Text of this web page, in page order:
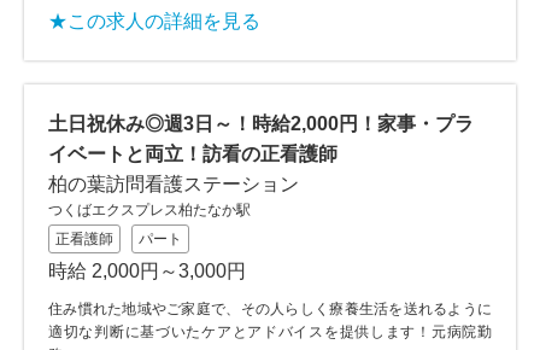
★この求人の詳細を見る
土日祝休み◎週3日～！時給2,000円！家事・プラ
イベートと両立！訪看の正看護師
柏の葉訪問看護ステーション
つくばエクスプレス柏たなか駅
正看護師
パート
時給 2,000円～3,000円
住み慣れた地域やご家庭で、その人らしく療養生活を送れるように
適切な判断に基づいたケアとアドバイスを提供します！元病院勤